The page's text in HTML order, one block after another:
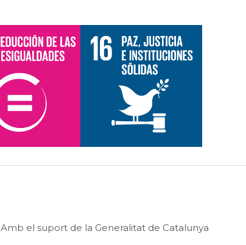
Amb el suport de la Generalitat de Catalunya